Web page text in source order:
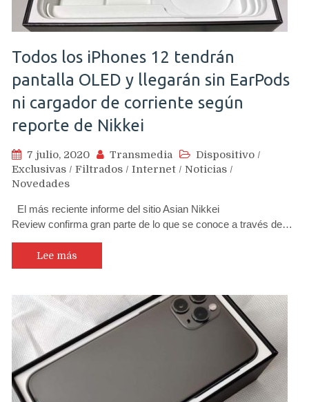
Todos los iPhones 12 tendrán
pantalla OLED y llegarán sin EarPods
ni cargador de corriente según
reporte de Nikkei
7 julio, 2020 Transmedia Dispositivo /
Exclusivas / Filtrados / Internet / Noticias /
Novedades
El más reciente informe del sitio Asian Nikkei
Review confirma gran parte de lo que se conoce a través de…
Lee más